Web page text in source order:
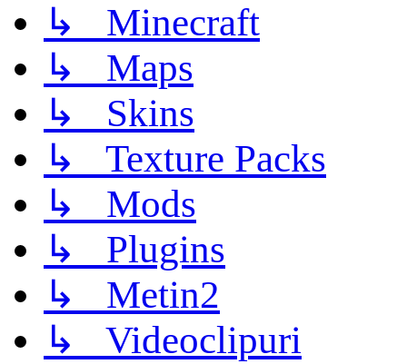
↳ Minecraft
↳ Maps
↳ Skins
↳ Texture Packs
↳ Mods
↳ Plugins
↳ Metin2
↳ Videoclipuri